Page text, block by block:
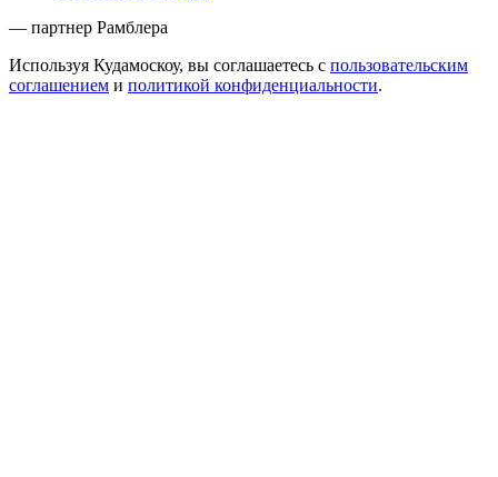
— партнер Рамблера
Используя Кудамоскоу, вы соглашаетесь с пользовательским
соглашением и политикой конфиденциальности.